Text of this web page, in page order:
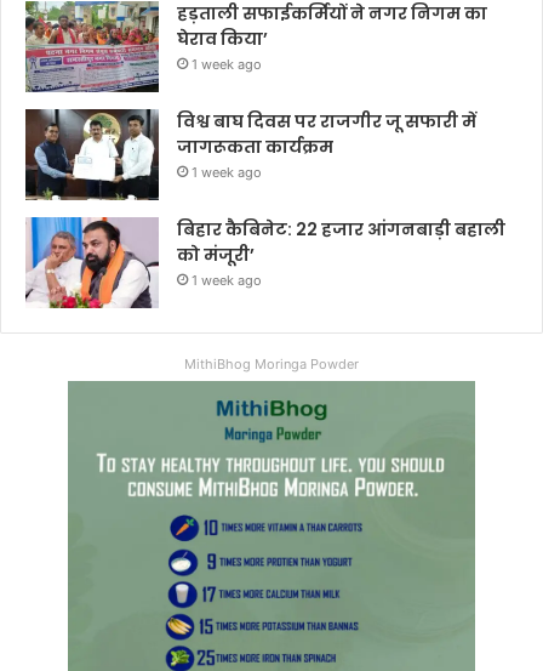
हड़ताली सफाईकर्मियों ने नगर निगम का
घेराव किया’
1 week ago
विश्व बाघ दिवस पर राजगीर जू सफारी में
जागरूकता कार्यक्रम
1 week ago
बिहार कैबिनेट: 22 हजार आंगनबाड़ी बहाली
को मंजूरी’
1 week ago
MithiBhog Moringa Powder